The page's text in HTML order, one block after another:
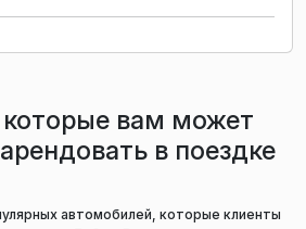
вам может
в поездке
автомобилей, которые клиенты